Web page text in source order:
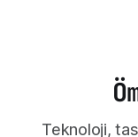
Teknoloji,